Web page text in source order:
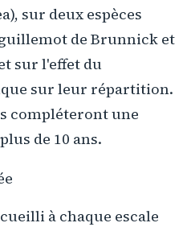
sur deux espèces
de Brunnick et
sur l'effet du
sur leur répartition.
compléteront une
de 10 ans.
à chaque escale